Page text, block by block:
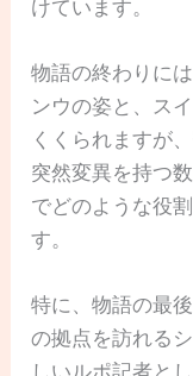
けています。
物語の終わりに
ンウの姿と、ス
くくられますが
突然変異を持つ
でどのような役
す。
特に、物語の最
の拠点を訪れる
しいルポ記者と